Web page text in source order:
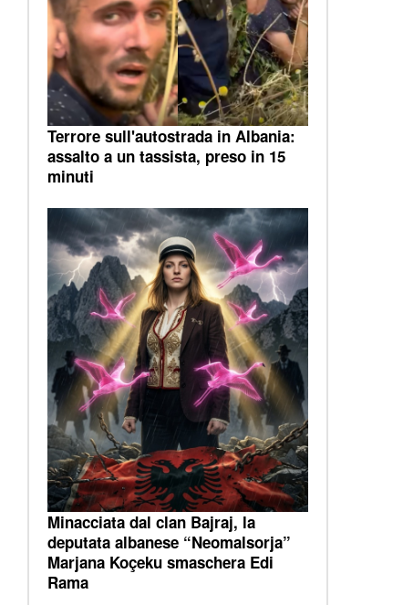
Terrore sull'autostrada in Albania:
assalto a un tassista, preso in 15
minuti
Minacciata dal clan Bajraj, la
deputata albanese “Neomalsorja”
Marjana Koçeku smaschera Edi
Rama